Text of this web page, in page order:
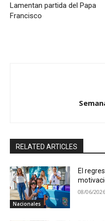
Lamentan partida del Papa
Francisco
RELATED ARTICLES
Nacionales
El
08/06/2026